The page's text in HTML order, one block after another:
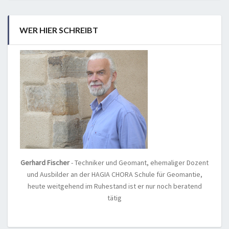
WER HIER SCHREIBT
Gerhard Fischer- Techniker und Geomant, ehemaliger Dozent
und Ausbilder an der HAGIA CHORA Schule für Geomantie,
heute weitgehend im Ruhestand ist er nur noch beratend
tätig